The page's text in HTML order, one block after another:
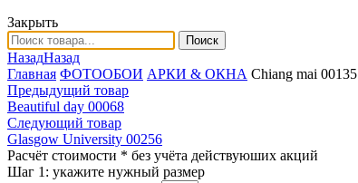
Закрыть
Поиск
НазадНазад
Главная ФОТООБОИ АРКИ & ОКНА Chiang mai 00135
Предыдущий товар
Beautiful day 00068
Следующий товар
Glasgow University 00256
Расчёт стоимости * без учёта действуюших акций
Шаг 1: укажите нужный размер